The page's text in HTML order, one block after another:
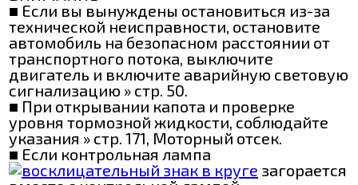
■ Если вы вынуждены остановиться из-за
технической неисправности, остановите
автомобиль на безопасном расстоянии от
транспортного потока, выключите
двигатель и включите аварийную световую
сигнализацию » стр. 50.
■ При открывании капота и проверке
уровня тормозной жидкости, соблюдайте
указания » стр. 171, Моторный отсек.
■ Если контрольная лампа
загорается